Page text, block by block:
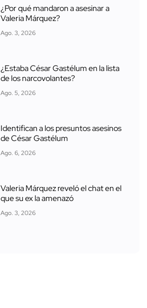
¿Por qué mandaron a asesinar a
Valeria Márquez?
Ago. 3, 2026
¿Estaba César Gastélum en la lista
de los narcovolantes?
Ago. 5, 2026
Identifican a los presuntos asesinos
de César Gastélum
Ago. 6, 2026
Valeria Márquez reveló el chat en el
que su ex la amenazó
Ago. 3, 2026